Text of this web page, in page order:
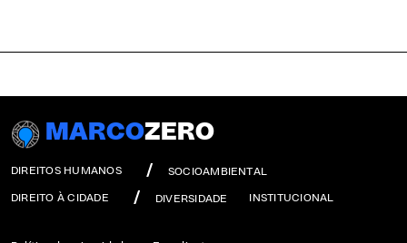
MARCOZERO
DIREITOS HUMANOS SOCIOAMBIENTAL
DIREITO À CIDADE DIVERSIDADE INSTITUCIONAL